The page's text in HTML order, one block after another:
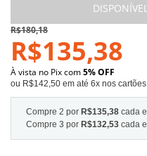
R$180,18
R$135,38
À vista no Pix com5% OFF
ou R$142,50 em até 6x nos cartões
Compre 2 por R$135,38 cada e
Compre 3 por R$132,53 cada e